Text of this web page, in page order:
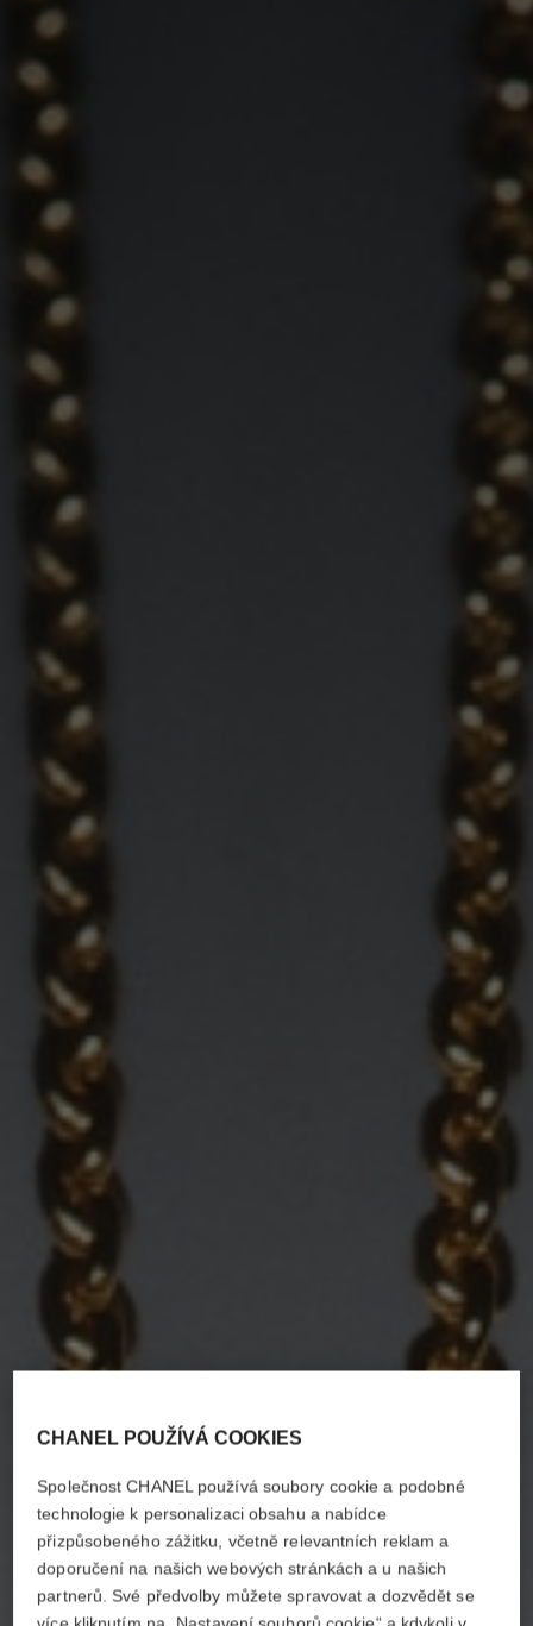
CHANEL POUŽÍVÁ COOKIES
Společnost CHANEL používá soubory cookie a podobné
technologie k personalizaci obsahu a nabídce
přizpůsobeného zážitku, včetně relevantních reklam a
doporučení na našich webových stránkách a u našich
partnerů. Své předvolby můžete spravovat a dozvědět se